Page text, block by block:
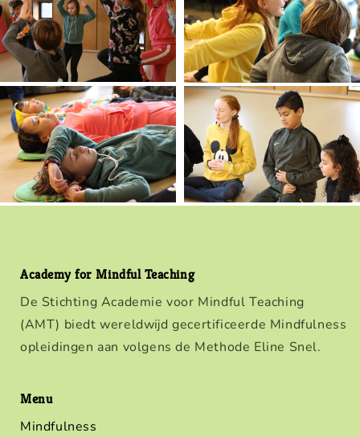
Academy for Mindful Teaching
De Stichting Academie voor Mindful Teaching
(AMT) biedt wereldwijd gecertificeerde Mindfulness
opleidingen aan volgens de Methode Eline Snel.
Menu
Mindfulness